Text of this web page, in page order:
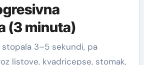
(3 minuta)
3–5 sekundi, pa
listove, kvadricepse, stomak,